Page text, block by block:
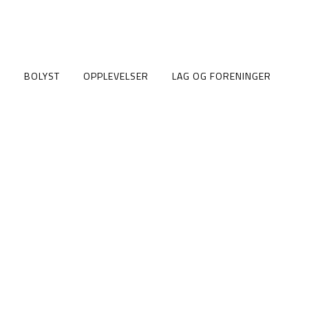
BOLYST OPPLEVELSER LAG OG FORENINGER